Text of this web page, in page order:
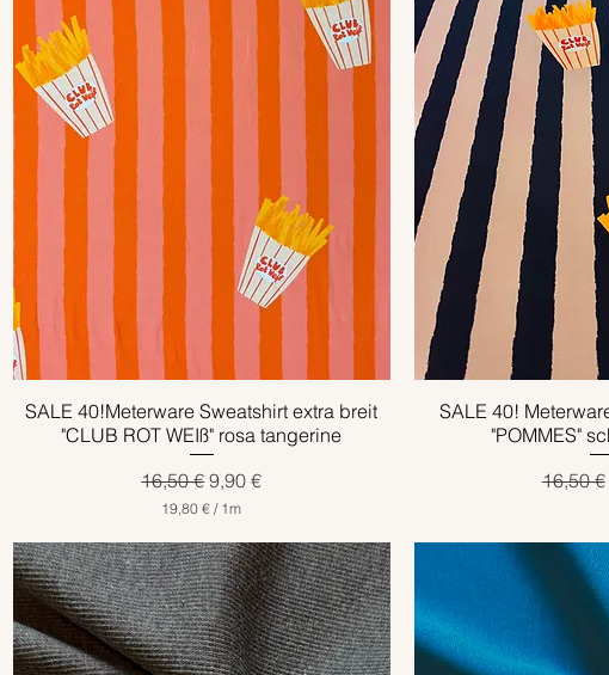
Schnellansicht
SALE 40!Meterware Sweatshirt extra breit
"CLUB ROT WEIß" rosa tangerine
Standardpreis
16,50 €Sale-Preis
9,90 €
19,80 € / 1m
9
,
8
0
€
p
SALE 40!
"POMMES"
16,50 €